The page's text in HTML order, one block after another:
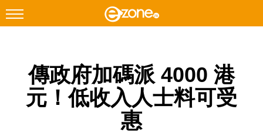
Facebook Instagram
科技焦點
傳政府加碼派 4000 港
元！低收入人士料可受
惠